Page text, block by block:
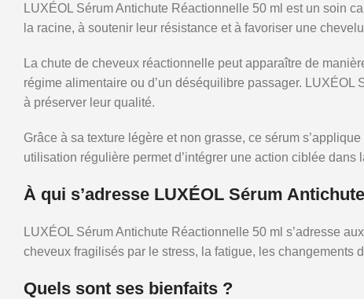
LUXÉOL Sérum Antichute Réactionnelle 50 ml est un soin
la racine, à soutenir leur résistance et à favoriser une
La chute de cheveux réactionnelle peut apparaître de
régime alimentaire ou d’un déséquilibre passager.
à préserver leur qualité.
Grâce à sa texture légère et non grasse, ce sérum
utilisation régulière permet d’intégrer une action ciblée
À qui s’adresse LUXÉOL Sérum
LUXÉOL Sérum Antichute Réactionnelle 50 ml s’adresse
cheveux fragilisés par le stress, la fatigue, les
Quels sont ses bienfaits ?